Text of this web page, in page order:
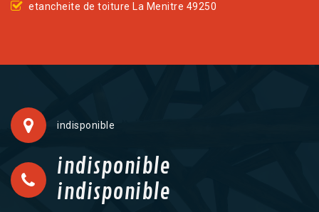
etancheite de toiture La Menitre 49250
indisponible
indisponible
indisponible